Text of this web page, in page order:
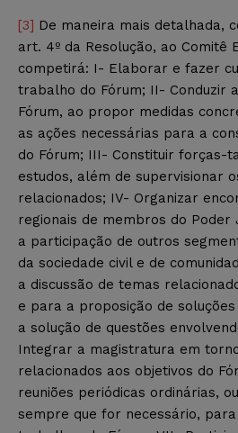
[3] De maneira mais detalhada,
art. 4º da Resolução, ao Comitê
competirá: I- Elaborar e fazer
trabalho do Fórum; II- Conduzir
Fórum, ao propor medidas
as ações necessárias para a
do Fórum; III- Constituir forças-
estudos, além de supervisionar
relacionados; IV- Organizar
regionais de membros do Poder
a participação de outros
da sociedade civil e de
a discussão de temas
e para a proposição de
a solução de questões
Integrar a magistratura em
relacionados aos objetivos do
reuniões periódicas ordinárias,
sempre que for necessário, para